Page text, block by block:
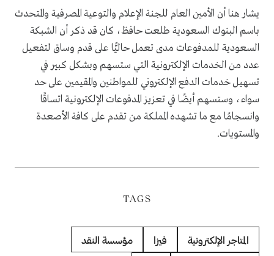
يشار هنا أن الأمين العام للجنة الإعلام والتوعية المصرفية والمتحدث
باسم البنوك السعودية طلعت حافظ، كان قد ذكر أن الشبكة
السعودية للمدفوعات مدى تعمل حاليًّا على قدم وساق لتفعيل
عدد من الخدمات الإلكترونية التي ستسهم وبشكل كبير في
تسهيل خدمات الدفع الإلكتروني للمواطنين والمقيمين على حد
سواء، وستسهم أيضًا في تعزيز المدفوعات الإلكترونية اتساقًا
وانسجامًا مع ما تشهده المملكة من تقدم على كافة الأصعدة
والمستويات.
TAGS
المتاجر الإلكترونية مؤسسة النقد